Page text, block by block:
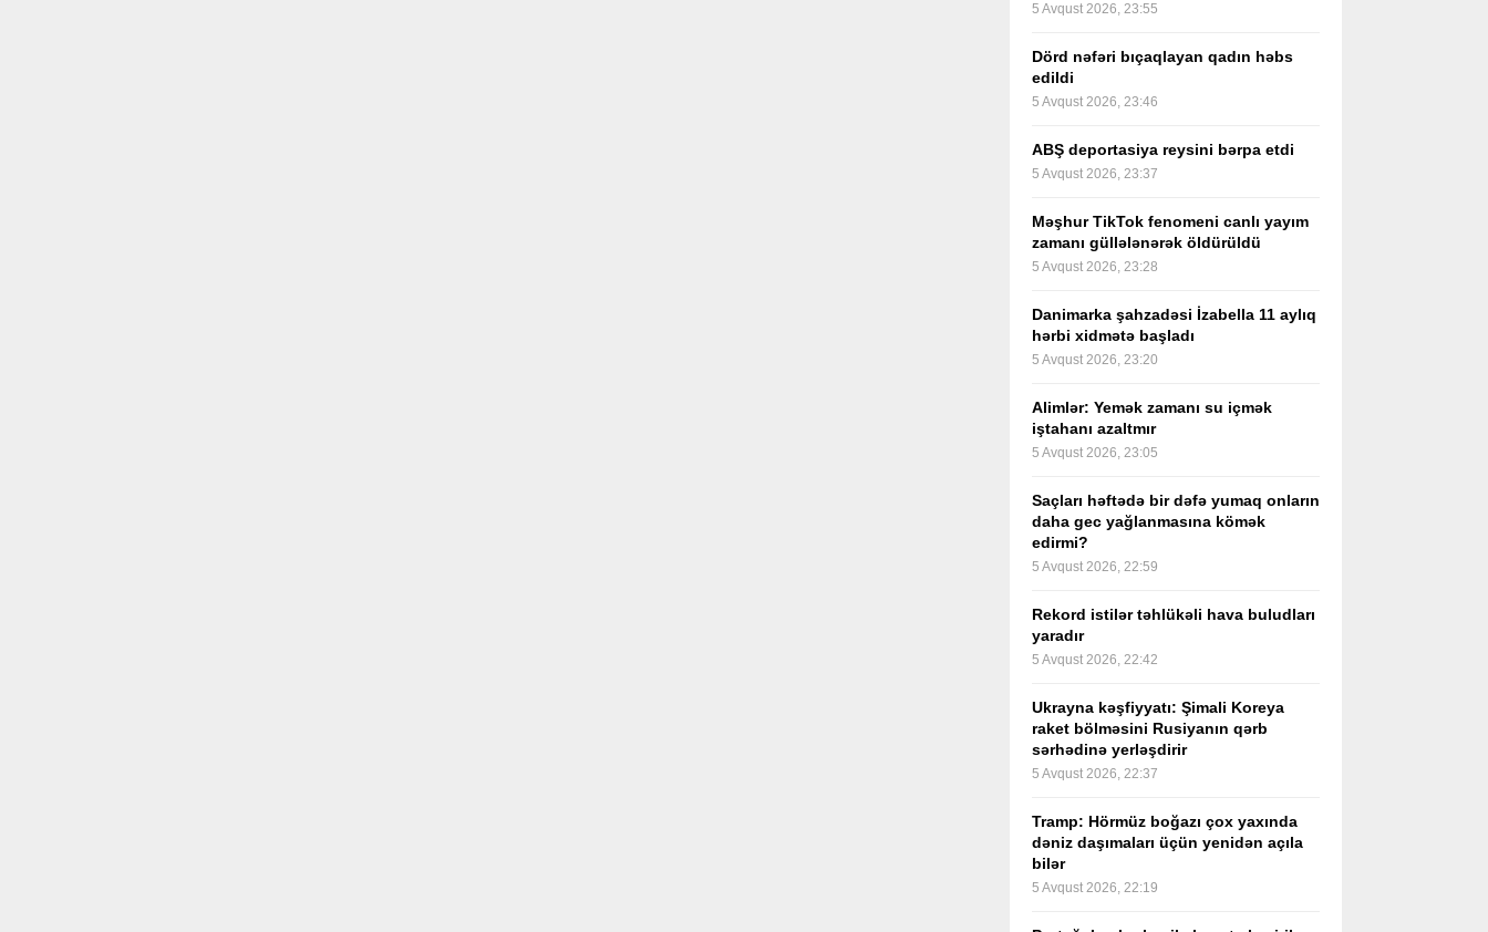
5 Avqust 2026, 23:55
Dörd nəfəri bıçaqlayan qadın həbs
edildi
5 Avqust 2026, 23:46
ABŞ deportasiya reysini bərpa etdi
5 Avqust 2026, 23:37
Məşhur TikTok fenomeni canlı yayım
zamanı güllələnərək öldürüldü
5 Avqust 2026, 23:28
Danimarka şahzadəsi İzabella 11 aylıq
hərbi xidmətə başladı
5 Avqust 2026, 23:20
Alimlər: Yemək zamanı su içmək
iştahanı azaltmır
5 Avqust 2026, 23:05
Saçları həftədə bir dəfə yumaq onların
daha gec yağlanmasına kömək
edirmi?
5 Avqust 2026, 22:59
Rekord istilər təhlükəli hava buludları
yaradır
5 Avqust 2026, 22:42
Ukrayna kəşfiyyatı: Şimali Koreya
raket bölməsini Rusiyanın qərb
sərhədinə yerləşdirir
5 Avqust 2026, 22:37
Tramp: Hörmüz boğazı çox yaxında
dəniz daşımaları üçün yenidən açıla
bilər
5 Avqust 2026, 22:19